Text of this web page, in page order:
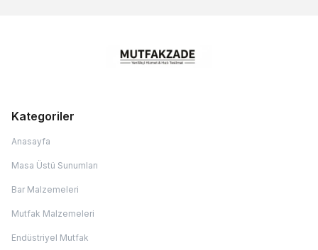
Kategoriler
Anasayfa
Masa Üstü Sunumları
Bar Malzemeleri
Mutfak Malzemeleri
Endüstriyel Mutfak